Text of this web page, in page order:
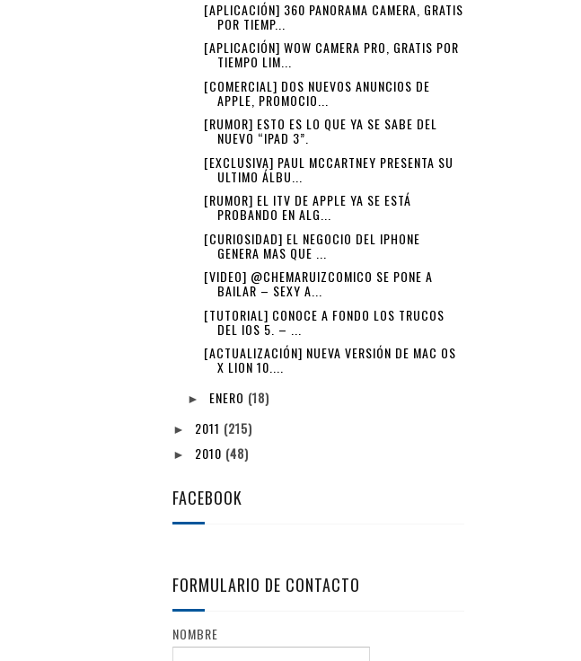
[APLICACIÓN] 360 PANORAMA CAMERA, GRATIS
POR TIEMP...
[APLICACIÓN] WOW CAMERA PRO, GRATIS POR
TIEMPO LIM...
[COMERCIAL] DOS NUEVOS ANUNCIOS DE
APPLE, PROMOCIO...
[RUMOR] ESTO ES LO QUE YA SE SABE DEL
NUEVO “IPAD 3”.
[EXCLUSIVA] PAUL MCCARTNEY PRESENTA SU
ULTIMO ÁLBU...
[RUMOR] EL ITV DE APPLE YA SE ESTÁ
PROBANDO EN ALG...
[CURIOSIDAD] EL NEGOCIO DEL IPHONE
GENERA MAS QUE ...
[VIDEO] @CHEMARUIZCOMICO SE PONE A
BAILAR – SEXY A...
[TUTORIAL] CONOCE A FONDO LOS TRUCOS
DEL IOS 5. – ...
[ACTUALIZACIÓN] NUEVA VERSIÓN DE MAC OS
X LION 10....
► ENERO (18)
► 2011 (215)
► 2010 (48)
FACEBOOK
FORMULARIO DE CONTACTO
NOMBRE